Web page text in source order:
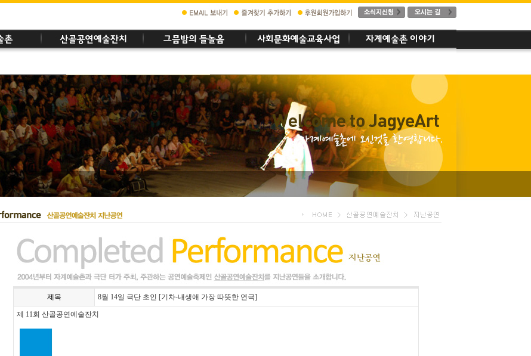
제목 8월 14일 극단 초인 [기차-내생애 가장 따뜻한 연극]
제 11회 산골공연예술잔치